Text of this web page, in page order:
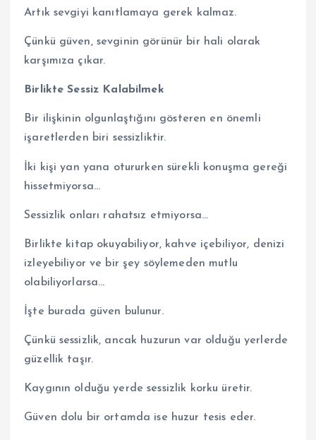
Artık sevgiyi kanıtlamaya gerek kalmaz.
Çünkü güven, sevginin görünür bir hali olarak
karşımıza çıkar.
Birlikte Sessiz Kalabilmek
Bir ilişkinin olgunlaştığını gösteren en önemli
işaretlerden biri sessizliktir.
İki kişi yan yana otururken sürekli konuşma gereği
hissetmiyorsa…
Sessizlik onları rahatsız etmiyorsa…
Birlikte kitap okuyabiliyor, kahve içebiliyor, denizi
izleyebiliyor ve bir şey söylemeden mutlu
olabiliyorlarsa…
İşte burada güven bulunur.
Çünkü sessizlik, ancak huzurun var olduğu yerlerde
güzellik taşır.
Kaygının olduğu yerde sessizlik korku üretir.
Güven dolu bir ortamda ise huzur tesis eder.